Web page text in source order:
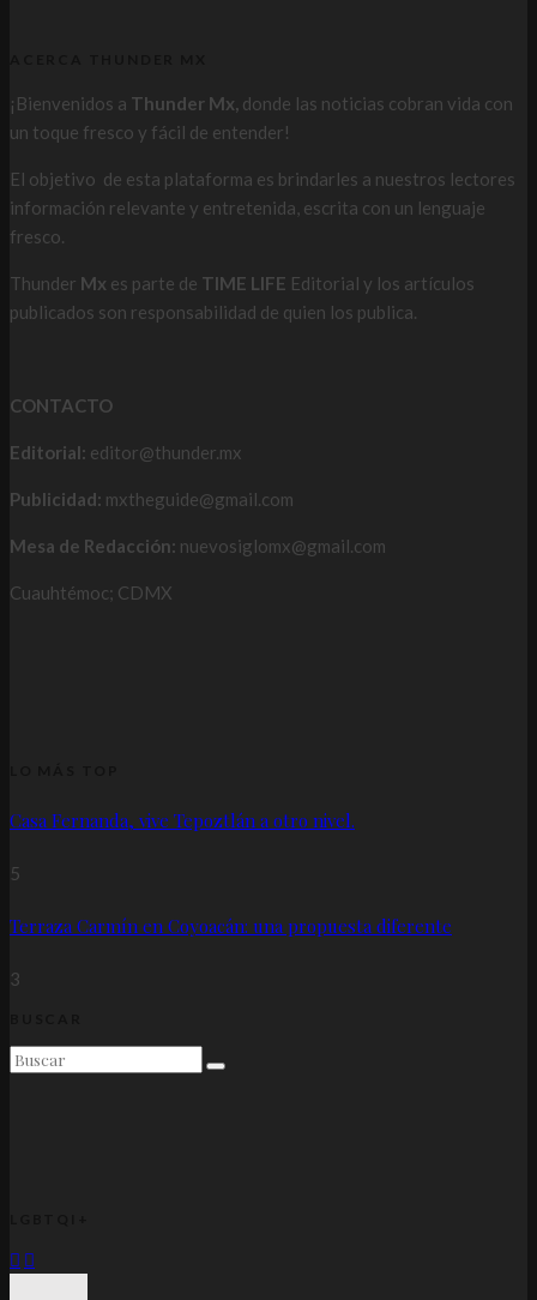
¡Bienvenidos a Thunder Mx, donde las noticias cobran vida con
un toque fresco y fácil de entender!
El objetivo de esta plataforma es brindarles a nuestros lectores
información relevante y entretenida, escrita con un lenguaje
fresco.
Thunder Mx es parte de TIME LIFE Editorial y los artículos
publicados son responsabilidad de quien los publica.
CONTACTO
Editorial: editor@thunder.mx
Publicidad: mxtheguide@gmail.com
Mesa de Redacción: nuevosiglomx@gmail.com
Cuauhtémoc; CDMX
Casa Fernanda, vive Tepoztlán a otro nivel.
5
Terraza Carmín en Coyoacán: una propuesta diferente
3